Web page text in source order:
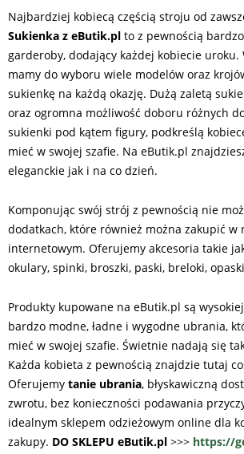
Najbardziej kobiecą częścią stroju od
Sukienka z eButik.pl to z pewnością
garderoby, dodający każdej kobiecie uroku.
mamy do wyboru wiele modelów oraz
sukienkę na każdą okazję. Dużą zaletą
oraz ogromna możliwość doboru różnych
sukienki pod kątem figury, podkreślą
mieć w swojej szafie. Na eButik.pl
eleganckie jak i na co dzień.
Komponując swój strój z pewnością nie
dodatkach, które również można zakupić w
internetowym. Oferujemy akcesoria takie
okulary, spinki, broszki, paski, breloki,
Produkty kupowane na eButik.pl są
bardzo modne, ładne i wygodne ubrania,
mieć w swojej szafie. Świetnie nadają się
Każda kobieta z pewnością znajdzie tutaj
Oferujemy tanie ubrania, błyskawiczną
zwrotu, bez konieczności podawania
idealnym sklepem odzieżowym online dla
zakupy. DO SKLEPU eButik.pl >>> https://